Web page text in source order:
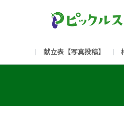
献立表【写真投稿】
（リンク）ご飯